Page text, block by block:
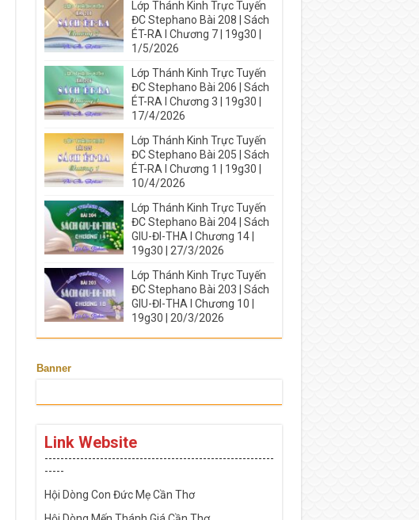
Lớp Thánh Kinh Trực Tuyến
ĐC Stephano Bài 208 | Sách
ÉT-RA I Chương 7 | 19g30 |
1/5/2026
Lớp Thánh Kinh Trực Tuyến
ĐC Stephano Bài 206 | Sách
ÉT-RA I Chương 3 | 19g30 |
17/4/2026
Lớp Thánh Kinh Trực Tuyến
ĐC Stephano Bài 205 | Sách
ÉT-RA I Chương 1 | 19g30 |
10/4/2026
Lớp Thánh Kinh Trực Tuyến
ĐC Stephano Bài 204 | Sách
GIU-ĐI-THA I Chương 14 |
19g30 | 27/3/2026
Lớp Thánh Kinh Trực Tuyến
ĐC Stephano Bài 203 | Sách
GIU-ĐI-THA I Chương 10 |
19g30 | 20/3/2026
Banner
Link Website
----------------------------------------------------------
-----
Hội Dòng Con Đức Mẹ Cần Thơ